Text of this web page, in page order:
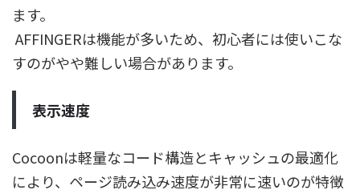
ます。
AFFINGERは機能が多いため、初心者には使いこな
すのがやや難しい場合があります。
表示速度
Cocoonは軽量なコード構造とキャッシュの最適化
により、ページ読み込み速度が非常に速いのが特徴